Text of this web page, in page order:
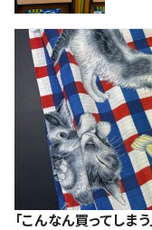
「こんなん買ってしま